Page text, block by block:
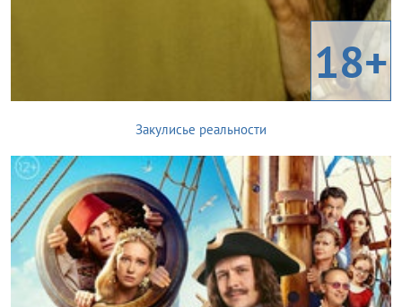
18+
Закулисье реальности